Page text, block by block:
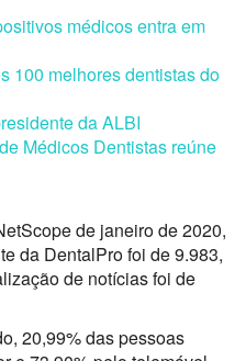
médicos entra em
100 melhores dentistas do
da ALBI
Médicos Dentistas reúne
de janeiro de 2020,
da DentalPro foi de 9.983,
de notícias foi de
20,99% das pessoas